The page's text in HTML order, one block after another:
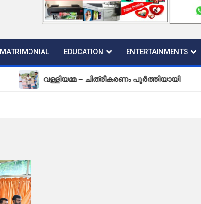
MATRIMONIAL EDUCATION ENTERTAINMENTS
വള്ളിയമ്മ – ചിത്രീകരണം പൂർത്തിയായി